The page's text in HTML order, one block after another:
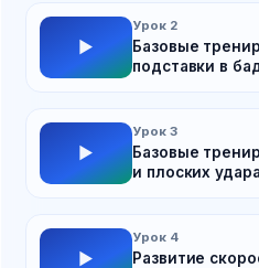
Урок 2
Базовые
подставки в
Урок 3
Базовые
и плоских
Урок 4
Развитие